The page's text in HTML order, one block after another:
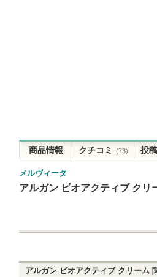
商品情報 クチコミ (73) 投
メルヴィータ
アルガン ビオアクティブ クリ
アルガン ビオアクティブ クリーム